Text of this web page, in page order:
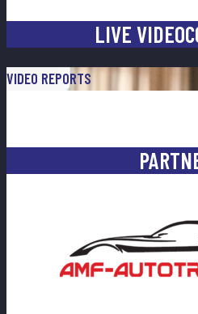
LIVE
VIDEO REPORTS